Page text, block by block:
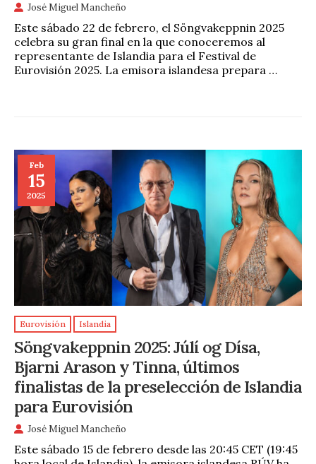
José Miguel Mancheño
Este sábado 22 de febrero, el Söngvakeppnin 2025
celebra su gran final en la que conoceremos al
representante de Islandia para el Festival de
Eurovisión 2025. La emisora islandesa prepara …
Feb
15
2025
Eurovisión Islandia
Söngvakeppnin 2025: Júlí og Dísa,
Bjarni Arason y Tinna, últimos
finalistas de la preselección de Islandia
para Eurovisión
José Miguel Mancheño
Este sábado 15 de febrero desde las 20:45 CET (19:45